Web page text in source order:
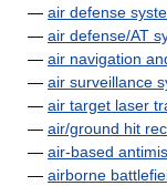
— air defense
— air defense/AT
— air navigation
— air surveillance
— air target laser
— air/ground hit
— air-based
— airborne